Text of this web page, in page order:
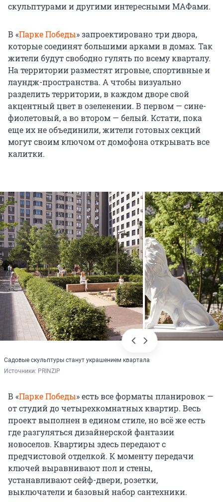
скульптурами и другими интересными МАФами.
В «Парке Победы» запроектировано три двора,
которые соединят большими арками в домах. Так
жители будут свободно гулять по всему кварталу.
На территории разместят игровые, спортивные и
лаундж-пространства. А чтобы визуально
разделить территории, в каждом дворе свой
акцентный цвет в озеленении. В первом — сине-
фиолетовый, а во втором — белый. Кстати, пока
еще их не объединили, жители готовых секций
могут своим ключом от домофона открывать все
калитки.
Садовые скульптуры станут украшением квартала
Источники: PRINZIP
В «Парке Победы» есть все форматы планировок —
от студий до четырехкомнатных квартир. Весь
проект выполнен в едином стиле, но всё же есть
где разгуляться дизайнерской фантазии
новоселов. Квартиры здесь передают с
предчистовой отделкой. К моменту передачи
ключей выравнивают пол и стены,
устанавливают сейф-двери, розетки,
выключатели и базовый набор сантехники.